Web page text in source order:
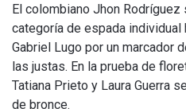
El colombiano Jhon
categoría de espada
Gabriel Lugo por un marcador
las justas. En la prueba de
Tatiana Prieto y Laura Guerra
de bronce.